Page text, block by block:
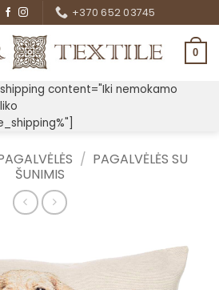
+370 652 03745
0
content="Iki nemokamo
/ PAGALVĖLĖS SU
ŠUNIMIS